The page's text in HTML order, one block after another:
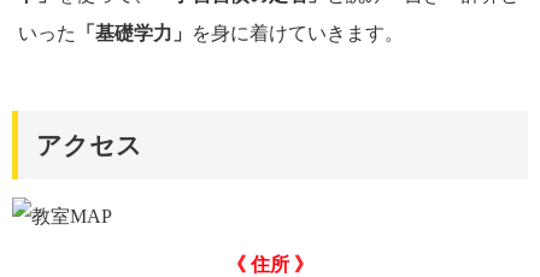
いった
「基礎学力」 を身に着けていきます。
アクセス
《 住所 》